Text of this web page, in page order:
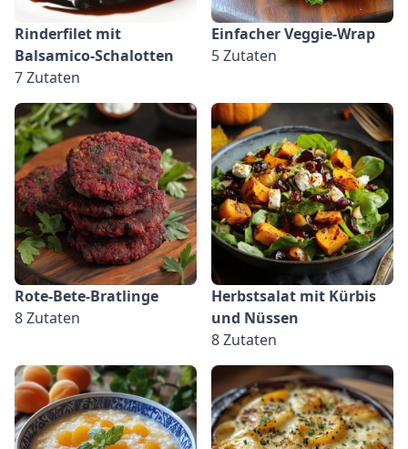
Rinderfilet mit
Balsamico-Schalotten
7 Zutaten
Einfacher Veggie-Wrap
5 Zutaten
Rote-Bete-Bratlinge
8 Zutaten
Herbstsalat mit Kürbis
und Nüssen
8 Zutaten